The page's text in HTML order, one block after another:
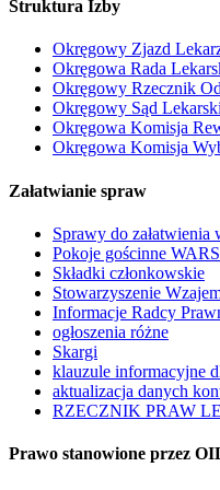
Struktura Izby
Okręgowy Zjazd
Okręgowa Rada
Okręgowy Rzecznik
Okręgowy Sąd Lekarski
Okręgowa Komisja
Okręgowa Komisja
Załatwianie spraw
Sprawy do
Pokoje gościnne
Składki członkowskie
Stowarzyszenie
Informacje Radcy
ogłoszenia różne
Skargi
klauzule informacyjne
aktualizacja danych
RZECZNIK PRAW
Prawo stanowione przez